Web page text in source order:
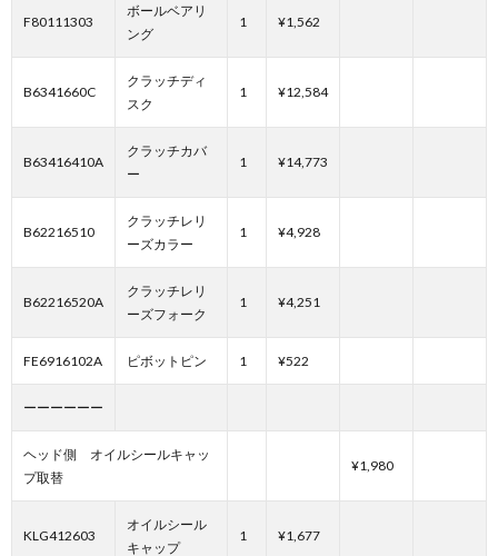
F80111303
ボールベアリ
ング
1 ¥1,562
B6341660C
クラッチディ
スク
1 ¥12,584
B63416410A
クラッチカバ
ー
1 ¥14,773
B62216510
クラッチレリ
ーズカラー
1 ¥4,928
B62216520A
クラッチレリ
ーズフォーク
1 ¥4,251
FE6916102A ピボットピン 1 ¥522
ーーーーーー
ヘッド側 オイルシールキャッ
プ取替
¥1,980
KLG412603
オイルシール
キャップ
1 ¥1,677